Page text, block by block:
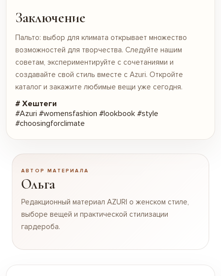
Заключение
Пальто: выбор для климата открывает множество
возможностей для творчества. Следуйте нашим
советам, экспериментируйте с сочетаниями и
создавайте свой стиль вместе с Azuri. Откройте
каталог и закажите любимые вещи уже сегодня.
# Хештеги
#Azuri #womensfashion #lookbook #style
#choosingforclimate
АВТОР МАТЕРИАЛА
Ольга
Редакционный материал AZURI о женском стиле,
выборе вещей и практической стилизации
гардероба.